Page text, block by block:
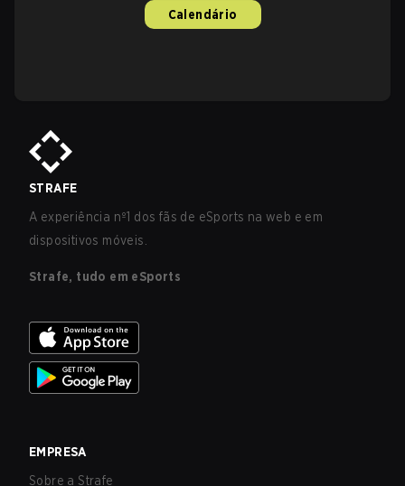
Calendário
STRAFE
A experiência nº1 dos fãs de eSports na web e em
dispositivos móveis.
Strafe, tudo em eSports
EMPRESA
Sobre a Strafe